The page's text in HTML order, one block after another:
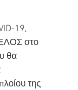
19,
στο
θα
της